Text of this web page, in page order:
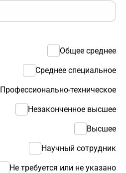
Общее среднее
Среднее специальное
Профессионально-техническое
Незаконченное высшее
Высшее
Научный сотрудник
Не требуется или не указано